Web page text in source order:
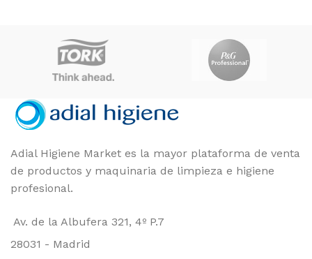
Adial Higiene Market es la mayor plataforma de venta
de productos y maquinaria de limpieza e higiene
profesional.
Av. de la Albufera 321, 4º P.7
28031 - Madrid